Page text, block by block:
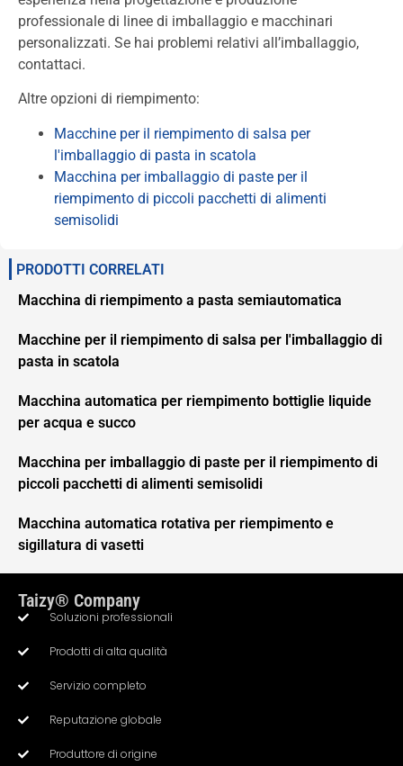
professionale di linee di imballaggio e macchinari
personalizzati. Se hai problemi relativi all’imballaggio,
contattaci.
Altre opzioni di riempimento:
Macchine per il riempimento di salsa per
l'imballaggio di pasta in scatola
Macchina per imballaggio di paste per il
riempimento di piccoli pacchetti di alimenti
semisolidi
PRODOTTI CORRELATI
Macchina di riempimento a pasta semiautomatica
Macchine per il riempimento di salsa per l'imballaggio di
pasta in scatola
Macchina automatica per riempimento bottiglie liquide
per acqua e succo
Macchina per imballaggio di paste per il riempimento di
piccoli pacchetti di alimenti semisolidi
Macchina automatica rotativa per riempimento e
sigillatura di vasetti
Taizy® Company
Soluzioni professionali
Prodotti di alta qualità
Servizio completo
Reputazione globale
Produttore di origine